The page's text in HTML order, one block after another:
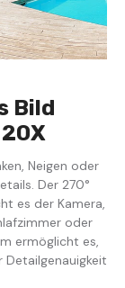
Bild
Neigen oder
Der 270°
es der Kamera,
oder
ermöglicht es,